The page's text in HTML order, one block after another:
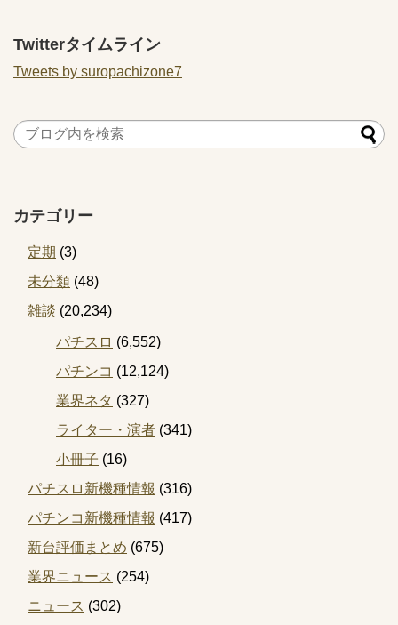
Twitterタイムライン
Tweets by suropachizone7
カテゴリー
定期 (3)
未分類 (48)
雑談 (20,234)
パチスロ (6,552)
パチンコ (12,124)
業界ネタ (327)
ライター・演者 (341)
小冊子 (16)
パチスロ新機種情報 (316)
パチンコ新機種情報 (417)
新台評価まとめ (675)
業界ニュース (254)
ニュース (302)